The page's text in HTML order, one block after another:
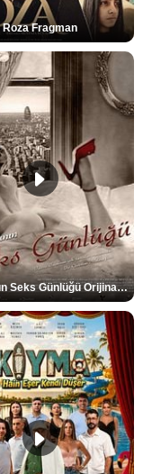
Roza Fragman
Bir Kadının Seks Günlüğü Orijinal Fragman